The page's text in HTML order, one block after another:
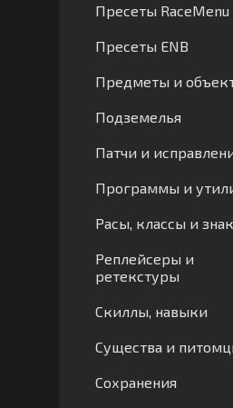
Пресеты RaceMenu
Пресеты ENB
Предметы и
Подземелья
Патчи и
Программы и
Расы, классы и
Реплейсеры и
ретекстуры
Скиллы, навыки
Существа и
Сохранения